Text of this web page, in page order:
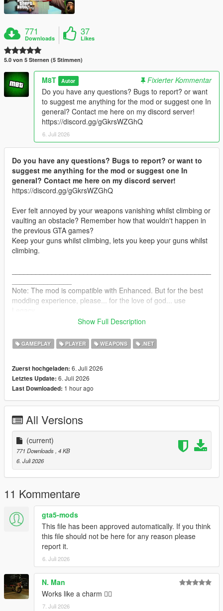
771
Downloads
37
Likes
5.0 von 5 Sternen (5 Stimmen)
M8T Autor
Fixierter Kommentar
Do you have any questions? Bugs to report? or want
to suggest me anything for the mod or suggest one In
general? Contact me here on my discord server!
https://discord.gg/gGkrsWZGhQ
6. Juli 2026
Do you have any questions? Bugs to report? or want to
suggest me anything for the mod or suggest one In
general? Contact me here on my discord server!
https://discord.gg/gGkrsWZGhQ
Ever felt annoyed by your weapons vanishing whilst climbing or
vaulting an obstacle? Remember how that wouldn't happen in
the previous GTA games?
Keep your guns whilst climbing, lets you keep your guns whilst
climbing.
Note: The mod is compatible with Enhanced. But for the best
modding experience, please... for the love of god... use
Drag and drop the scripts folder, inside the ClimbGuns.zip, into
CHANGELOG:
VERSION 0:
REQUIREMENTS:
Script Hook V
Legacy:
Script Hook VDotNET Nightly (
Enhanced:
Script Hook V .Net Enhanced (Download)
The newest version of the game
Have a legit copy of the game
DO NOT REDISTRIBUTE THIS MOD
Climb Guns (Keep Your Guns Whilst Climbing) © All
Rights Reserved
All files are owned by M8T, re-distribution of these files
without consent from M8T is prohibited.
Show Full Description
GAMEPLAY PLAYER WEAPONS .NET
Zuerst hochgeladen: 6. Juli 2026
Letztes Update: 6. Juli 2026
Last Downloaded: 1 hour ago
All Versions
(current)
771 Downloads , 4 KB
6. Juli 2026
11 Kommentare
gta5-mods
This file has been approved automatically. If you think
this file should not be here for any reason please
report it.
6. Juli 2026
N. Man
Works like a charm 👍🏿
7. Juli 2026